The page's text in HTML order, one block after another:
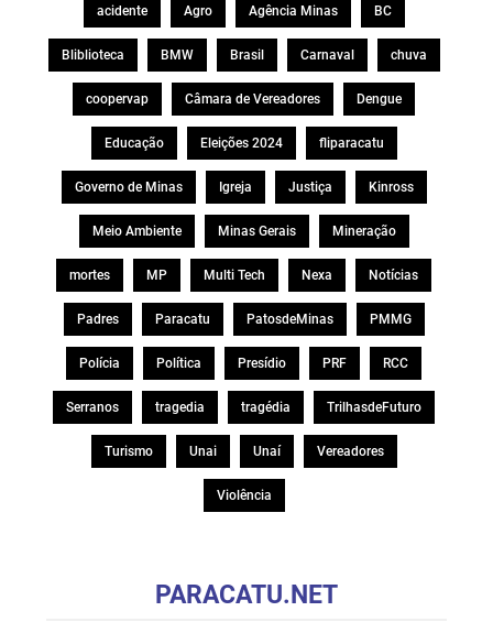
acidente Agro Agência Minas BC
Bliblioteca BMW Brasil Carnaval chuva
coopervap Câmara de Vereadores Dengue
Educação Eleições 2024 fliparacatu
Governo de Minas Igreja Justiça Kinross
Meio Ambiente Minas Gerais Mineração
mortes MP Multi Tech Nexa Notícias
Padres Paracatu PatosdeMinas PMMG
Polícia Política Presídio PRF RCC
Serranos tragedia tragédia TrilhasdeFuturo
Turismo Unai Unaí Vereadores
Violência
PARACATU.NET